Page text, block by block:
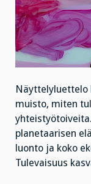
Näyttelyluettelo
muisto, miten
planetaarisen
luonto ja koko
Tulevaisuus